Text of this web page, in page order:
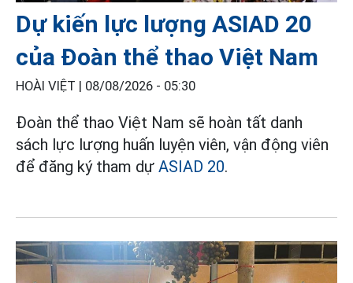
Dự kiến lực lượng ASIAD 20
của Đoàn thể thao Việt Nam
HOÀI VIỆT | 08/08/2026 - 05:30
Đoàn thể thao Việt Nam sẽ hoàn tất danh
sách lực lượng huấn luyện viên, vận động viên
để đăng ký tham dự ASIAD 20.